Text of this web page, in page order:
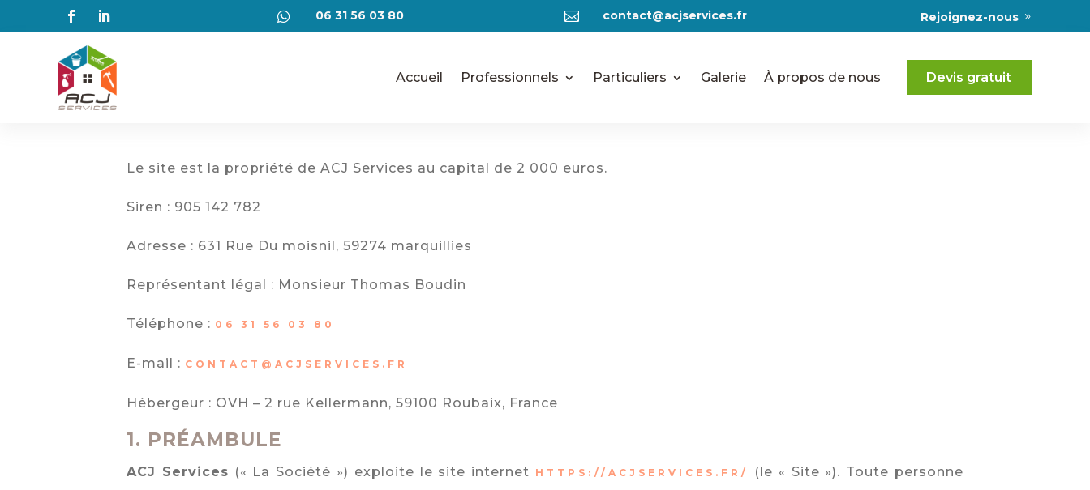
 06 31 56 03 80  contact@acjservices.fr Rejoignez-nous
Accueil Professionnels Particuliers Galerie À propos de nous Devis gratuit
Le site est la propriété de ACJ Services au capital de 2 000 euros.
Siren : 905 142 782
Adresse : 631 Rue Du moisnil, 59274 marquillies
Représentant légal : Monsieur Thomas Boudin
Téléphone : 06 31 56 03 80
E-mail : CONTACT@ACJSERVICES.FR
Hébergeur : OVH – 2 rue Kellermann, 59100 Roubaix, France
1. PRÉAMBULE
ACJ Services (« La Société ») exploite le site internet HTTPS://ACJSERVICES.FR/
(le « Site »). Toute personne